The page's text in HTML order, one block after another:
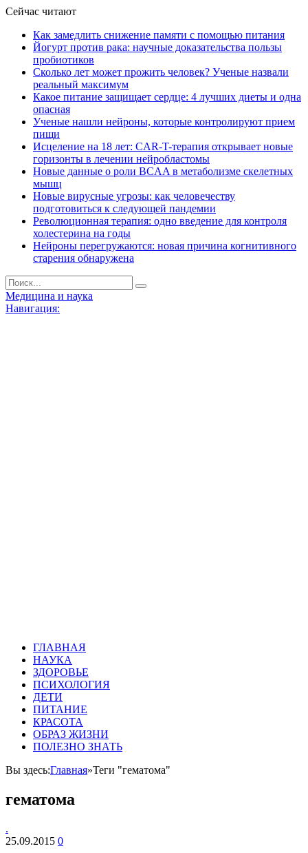
Сейчас читают
Как замедлить снижение памяти с помощью питания
Йогурт против рака: научные доказательства пользы
пробиотиков
Сколько лет может прожить человек? Ученые назвали
реальный максимум
Какое питание защищает сердце: 4 лучших диеты и одна
опасная
Ученые нашли нейроны, которые контролируют прием
пищи
Исцеление на 18 лет: CAR-T-терапия открывает новые
горизонты в лечении нейробластомы
Новые данные о роли BCAA в метаболизме скелетных
мышц
Новые вирусные угрозы: как человечеству
подготовиться к следующей пандемии
Революционная терапия: одно введение для контроля
холестерина на годы
Нейроны перегружаются: новая причина когнитивного
старения обнаружена
Медицина и наука
Навигация:
ГЛАВНАЯ
НАУКА
ЗДОРОВЬЕ
ПСИХОЛОГИЯ
ДЕТИ
ПИТАНИЕ
КРАСОТА
ОБРАЗ ЖИЗНИ
ПОЛЕЗНО ЗНАТЬ
Вы здесь:Главная»Теги "гематома"
гематома
.
25.09.2015 0